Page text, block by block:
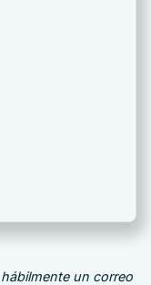
un correo